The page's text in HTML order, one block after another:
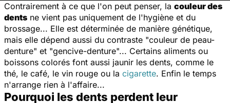
Contrairement à ce que l'on peut penser, la couleur des
dents ne vient pas uniquement de l'hygiène et du
brossage... Elle est déterminée de manière génétique,
mais elle dépend aussi du contraste "couleur de peau-
denture" et "gencive-denture"... Certains aliments ou
boissons colorés font aussi jaunir les dents, comme le
thé, le café, le vin rouge ou la cigarette. Enfin le temps
n'arrange rien à l'affaire...
Pourquoi les dents perdent leur